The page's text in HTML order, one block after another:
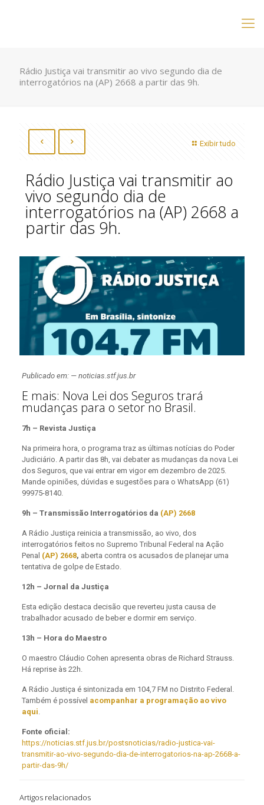
Rádio Justiça vai transmitir ao vivo segundo dia de
interrogatórios na (AP) 2668 a partir das 9h.
Exibir tudo
Rádio Justiça vai transmitir ao
vivo segundo dia de
interrogatórios na (AP) 2668 a
partir das 9h.
Publicado em: — noticias.stf.jus.br
E mais: Nova Lei dos Seguros trará
mudanças para o setor no Brasil.
7h – Revista Justiça
Na primeira hora, o programa traz as últimas notícias do Poder
Judiciário. A partir das 8h, vai debater as mudanças da nova Lei
dos Seguros, que vai entrar em vigor em dezembro de 2025.
Mande opiniões, dúvidas e sugestões para o WhatsApp (61)
99975-8140.
9h – Transmissão Interrogatórios da (AP) 2668
A Rádio Justiça reinicia a transmissão, ao vivo, dos
interrogatórios feitos no Supremo Tribunal Federal na Ação
Penal (AP) 2668, aberta contra os acusados de planejar uma
tentativa de golpe de Estado.
12h – Jornal da Justiça
Esta edição destaca decisão que reverteu justa causa de
trabalhador acusado de beber e dormir em serviço.
13h – Hora do Maestro
O maestro Cláudio Cohen apresenta obras de Richard Strauss.
Há reprise às 22h.
A Rádio Justiça é sintonizada em 104,7 FM no Distrito Federal.
Também é possível acompanhar a programação ao vivo
aqui.
Fonte oficial:
https://noticias.stf.jus.br/postsnoticias/radio-justica-vai-
transmitir-ao-vivo-segundo-dia-de-interrogatorios-na-ap-2668-a-
partir-das-9h/
Artigos relacionados